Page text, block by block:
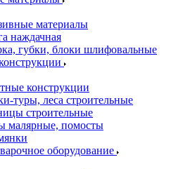
материалы
наждачная
губки, блоки шлифовальные
конструкции
туры, леса строительные
строительные
малярные, помосты
оборудование